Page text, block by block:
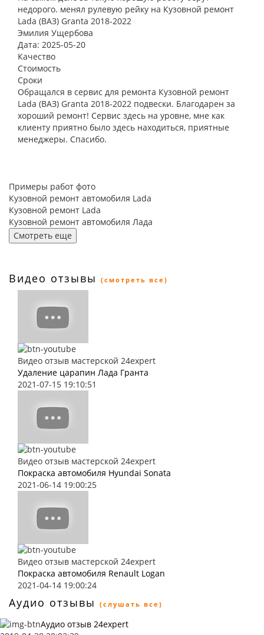
недорого. менял рулевую рейку на Кузовной ремонт
Lada (ВАЗ) Granta 2018-2022
Эмилия Ущербова
Дата: 2025-05-20
Качество
Стоимость
Сроки
Обращался в сервис для ремонта Кузовной ремонт
Lada (ВАЗ) Granta 2018-2022 подвески. Благодарен за
хороший ремонт! Сервис здесь на уровне, мне как
клиенту приятно было здесь находиться, приятные
менеджеры. Спасибо.
Примеры работ фото
Кузовной ремонт автомобиля Lada
Кузовной ремонт Lada
Кузовной ремонт автомобиля Лада
Смотреть еще
Видео отзывы (смотреть все)
Видео отзыв мастерской 24expert
Удаление царапин Лада Гранта
2021-07-15 19:10:51
Видео отзыв мастерской 24expert
Покраска автомобиля Hyundai Sonata
2021-06-14 19:00:25
Видео отзыв мастерской 24expert
Покраска автомобиля Renault Logan
2021-04-14 19:00:24
Аудио отзывы (слушать все)
Аудио отзыв 24expert